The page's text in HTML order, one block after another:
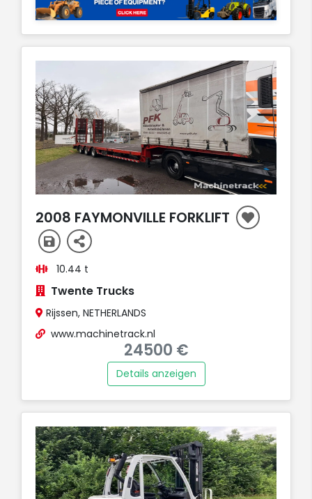
2008 FAYMONVILLE FORKLIFT
10.44 t
Twente Trucks
Rijssen, NETHERLANDS
www.machinetrack.nl
24500 €
Details anzeigen